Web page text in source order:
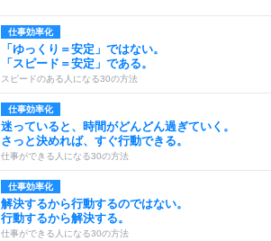
仕事効率化
「ゆっくり＝安定」ではない。
「スピード＝安定」である。
スピードのある人になる30の方法
仕事効率化
迷っていると、時間がどんどん過ぎていく。
さっと決めれば、すぐ行動できる。
仕事ができる人になる30の方法
仕事効率化
解決するから行動するのではない。
行動するから解決する。
仕事ができる人になる30の方法